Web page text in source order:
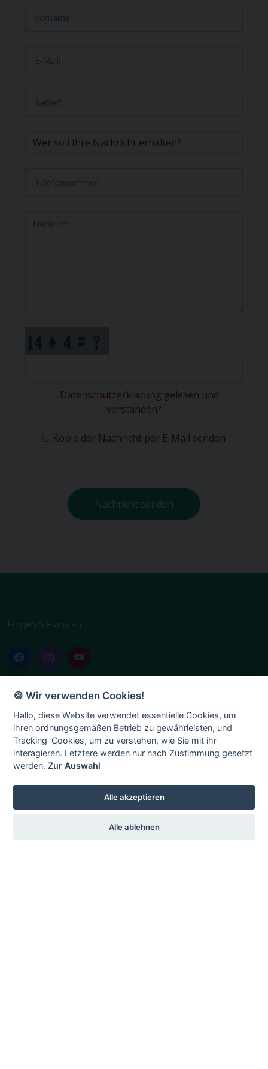
Datenschutzerklärung gelesen und
verstanden?
Kopie der Nachricht per E-Mail senden
Nachricht senden
Folgen Sie uns auf
Nützliche Links
Startseite
Über uns
Geschichte
Vereinsleben
Mitglied
Intern
Administration
🍪 Wir verwenden Cookies!
Hallo, diese Website verwendet essentielle Cookies, um
ihren ordnungsgemäßen Betrieb zu gewährleisten, und
Tracking-Cookies, um zu verstehen, wie Sie mit ihr
interagieren. Letztere werden nur nach Zustimmung gesetzt
werden.Zur Auswahl
Alle akzeptieren
Alle ablehnen